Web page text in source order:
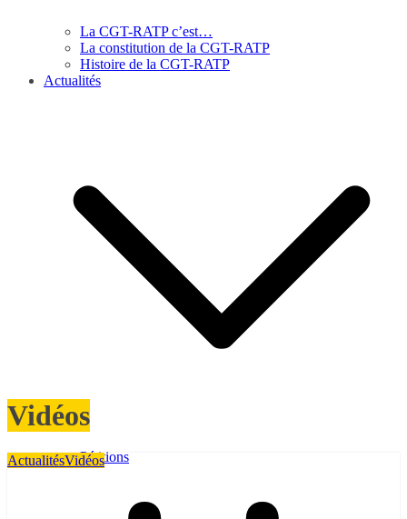
La CGT-RATP c’est…
La constitution de la CGT-RATP
Histoire de la CGT-RATP
Actualités
Pétitions
Vidéos
ActualitésVidéos